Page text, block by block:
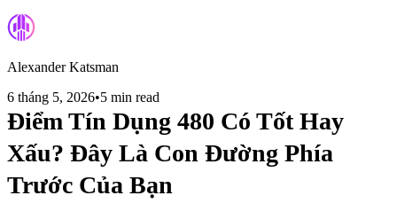
Alexander Katsman
6 tháng 5, 2026•5 min read
Điểm Tín Dụng 480 Có Tốt Hay
Xấu? Đây Là Con Đường Phía
Trước Của Bạn